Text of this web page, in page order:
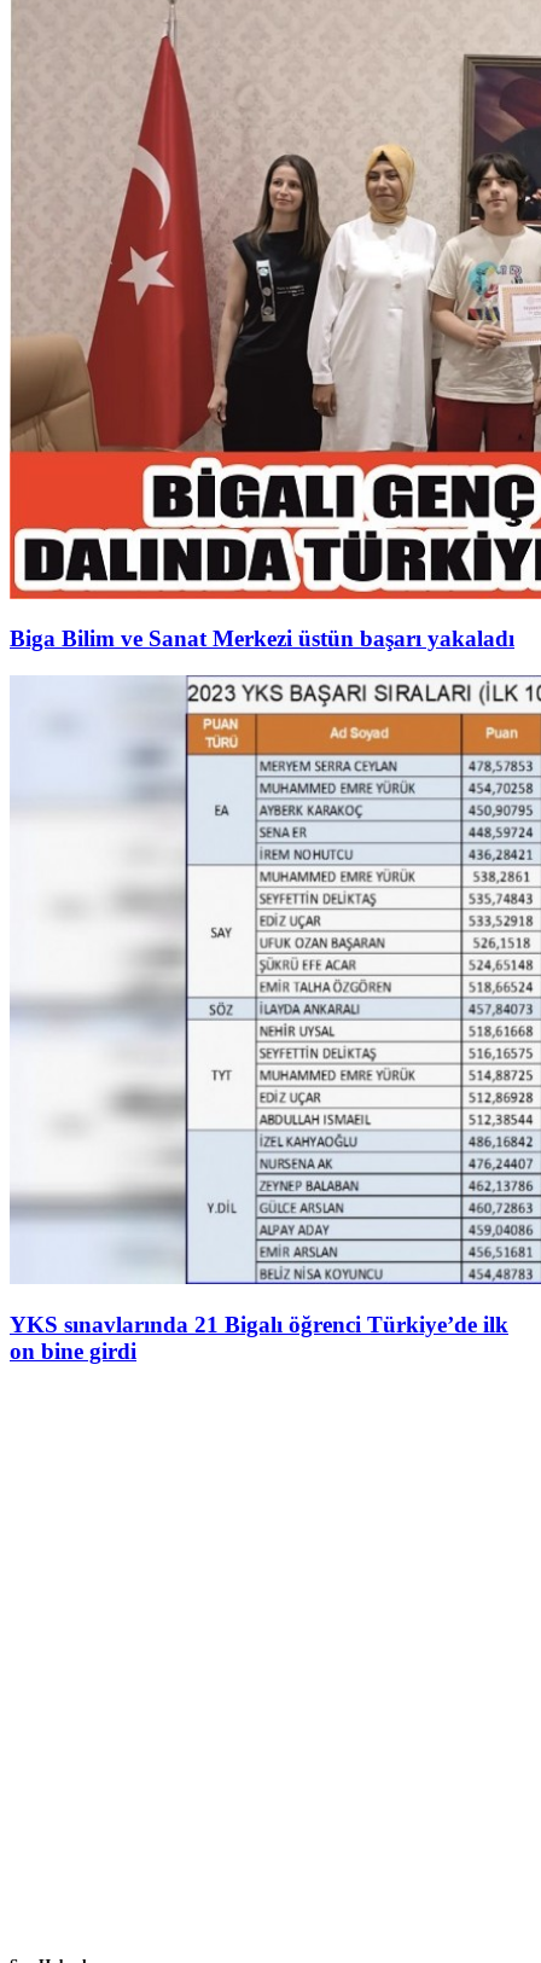
Biga Bilim ve Sanat Merkezi üstün başarı yakaladı
YKS sınavlarında 21 Bigalı öğrenci Türkiye’de ilk
on bine girdi